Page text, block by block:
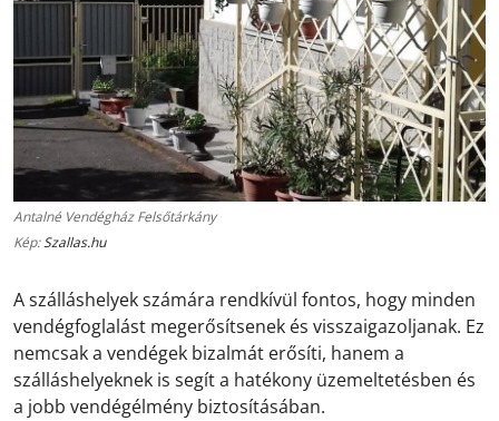
Antalné Vendégház Felsőtárkány
Kép:Szallas.hu
A szálláshelyek számára rendkívül fontos, hogy minden
vendégfoglalást megerősítsenek és visszaigazoljanak. Ez
nemcsak a vendégek bizalmát erősíti, hanem a
szálláshelyeknek is segít a hatékony üzemeltetésben és
a jobb vendégélmény biztosításában.